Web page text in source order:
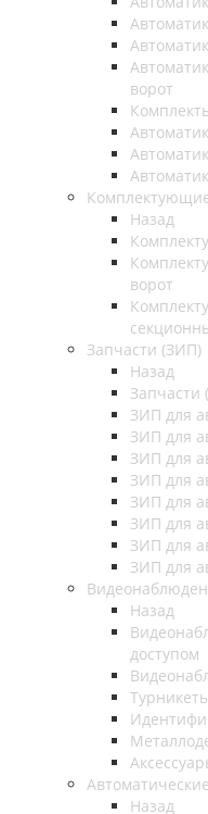
ворот
Назад
ворот
Запчасти (ЗИП)
Назад
Запчасти
ЗИП для
ЗИП для
ЗИП для
ЗИП для
ЗИП для
ЗИП для
ЗИП для
ЗИП для
Назад
доступом
Назад